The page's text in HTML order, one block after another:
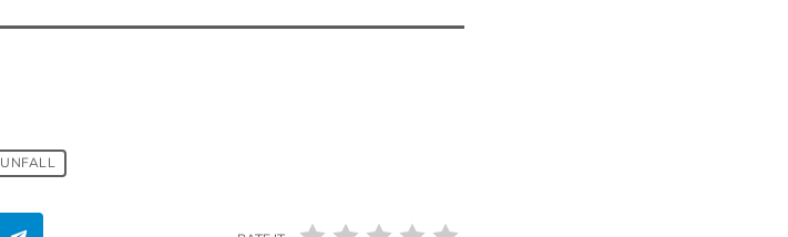
UNFALL